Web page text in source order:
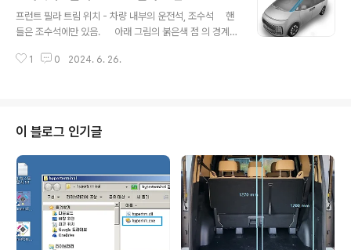
석 왼쪽 기기용 USB 충전 케이블 매립개요 스타리아 의 운
전석 왼쪽 대시 보드에 컵홀더가 있고, 여기에 폰 충전기 거
보 보기 : https://igotit.tistory.c..
프런트 필라 트림 위치 - 차량 내부의 운전석, 조수석 핸
들은 조수석에만 있음. 아래 그림의 붉은색 점 의 경계
세 리무버 큰거 집어 넣고 팍 당겨서 1차 벌려준다. 아래
는 다뺐기에 잘 벌어진다. 트림 잡고 시계방향으로 비틀면
아래 사진처럼 하단부 먼저 빠진다. 계속 시계 방향으로
비틀면 다 빠진다. 트림 상세 상위 정리 스타리아 .
탈거 모음스타리아 . 탈거 모음 - 다 벗겨 보자 스타리
아 . 탈거 . 테일..
1 0 2024. 6. 26.
이 블로그 인기글